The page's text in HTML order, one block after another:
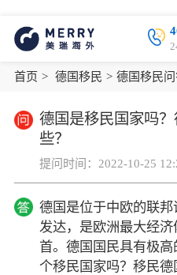
首页 > 德国移民 > 德国移民
德国是移民国家吗
些？
提问时间：2022-10-25
德国是位于中欧的联
发达，是欧洲最大经
首。德国国民具有极
个移民国家吗？移民德